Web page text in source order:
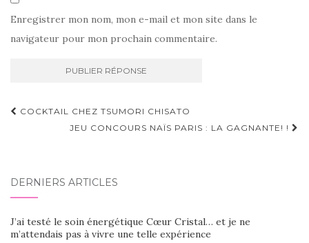
Enregistrer mon nom, mon e-mail et mon site dans le
navigateur pour mon prochain commentaire.
Navigation
d'article
COCKTAIL CHEZ TSUMORI CHISATO
JEU CONCOURS NAÏS PARIS : LA GAGNANTE! !
DERNIERS ARTICLES
J’ai testé le soin énergétique Cœur Cristal… et je ne
m’attendais pas à vivre une telle expérience